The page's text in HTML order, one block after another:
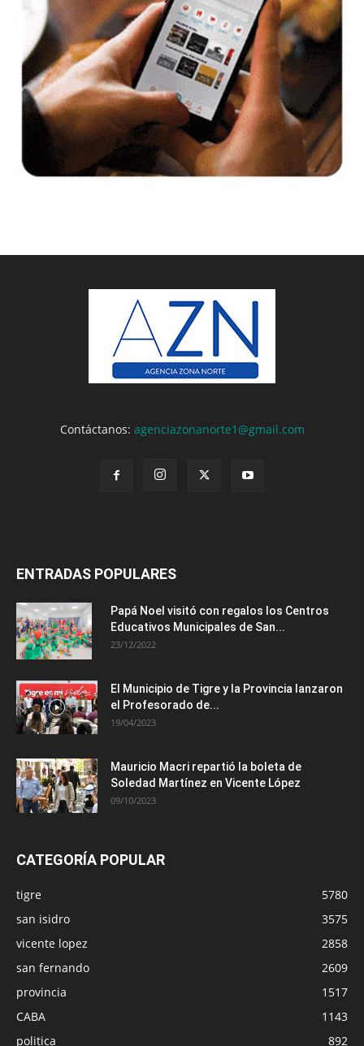
Contáctanos: agenciazonanorte1@gmail.com
ENTRADAS POPULARES
Papá Noel visitó con regalos los Centros
Educativos Municipales de San...
23/12/2022
El Municipio de Tigre y la Provincia lanzaron
el Profesorado de...
19/04/2023
Mauricio Macri repartió la boleta de
Soledad Martínez en Vicente López
09/10/2023
CATEGORÍA POPULAR
tigre
5780
san isidro
3575
vicente lopez
2858
san fernando
2609
provincia
1517
CABA
1143
politica
892